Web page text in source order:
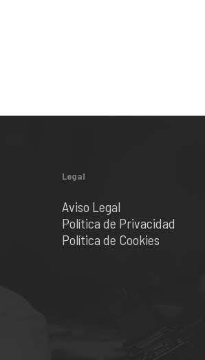
Legal
Aviso Legal
Política de Privacidad
Política de Cookies